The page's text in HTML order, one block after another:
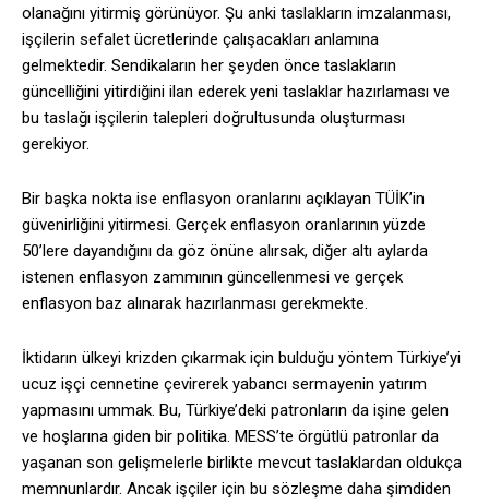
olanağını yitirmiş görünüyor. Şu anki taslakların imzalanması,
işçilerin sefalet ücretlerinde çalışacakları anlamına
gelmektedir. Sendikaların her şeyden önce taslakların
güncelliğini yitirdiğini ilan ederek yeni taslaklar hazırlaması ve
bu taslağı işçilerin talepleri doğrultusunda oluşturması
gerekiyor.
Bir başka nokta ise enflasyon oranlarını açıklayan TÜİK’in
güvenirliğini yitirmesi. Gerçek enflasyon oranlarının yüzde
50’lere dayandığını da göz önüne alırsak, diğer altı aylarda
istenen enflasyon zammının güncellenmesi ve gerçek
enflasyon baz alınarak hazırlanması gerekmekte.
İktidarın ülkeyi krizden çıkarmak için bulduğu yöntem Türkiye’yi
ucuz işçi cennetine çevirerek yabancı sermayenin yatırım
yapmasını ummak. Bu, Türkiye’deki patronların da işine gelen
ve hoşlarına giden bir politika. MESS’te örgütlü patronlar da
yaşanan son gelişmelerle birlikte mevcut taslaklardan oldukça
memnunlardır. Ancak işçiler için bu sözleşme daha şimdiden